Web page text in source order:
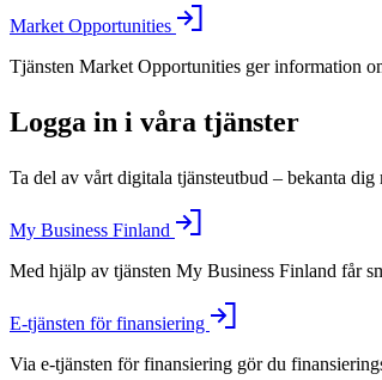
Market Opportunities
Tjänsten Market Opportunities ger information
Logga in i våra tjänster
Ta del av vårt digitala tjänsteutbud – bekanta
My Business Finland
Med hjälp av tjänsten My Business Finland får
E-tjänsten för finansiering
Via e-tjänsten för finansiering gör du